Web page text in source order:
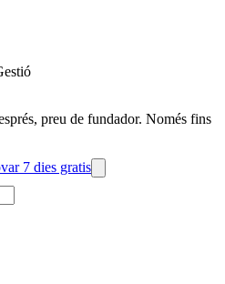
preu de fundador. Només fins
7 dies gratis